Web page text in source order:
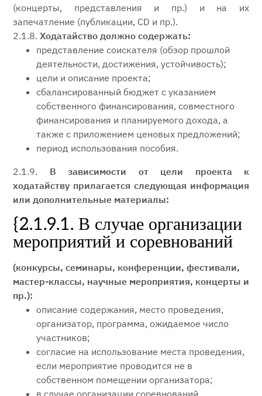
(концерты, представления и пр.) и на их
запечатление (публикации, CD и пр.).
2.1.8. Ходатайство должно содержать:
представление соискателя (обзор прошлой
деятельности, достижения, устойчивость);
цели и описание проекта;
сбалансированный бюджет с указанием
собственного финансирования, совместного
финансирования и планируемого дохода, а
также с приложением ценовых предложений;
период использования пособия.
2.1.9. В зависимости от цели проекта к
ходатайству прилагается следующая информация
или дополнительные материалы:
{2.1.9.1. В случае организации
мероприятий и соревнований
(конкурсы, семинары, конференции, фестивали,
мастер-классы, научные мероприятия, концерты и
пр.):
описание содержания, место проведения,
организатор, программа, ожидаемое число
участников;
согласие на использование места проведения,
если мероприятие проводится не в
собственном помещении организатора;
в случае организации соревнований